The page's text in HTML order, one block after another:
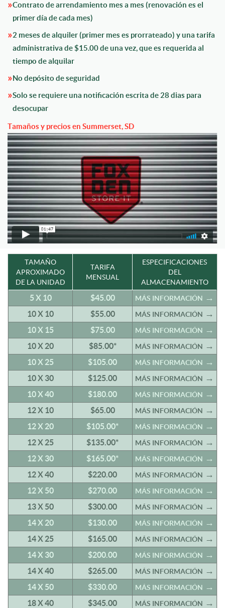
Contrato de arrendamiento mes a mes (renovación es el
primer día de cada mes)
2 meses de alquiler (primer mes es prorrateado) y una tarifa
administrativa de $15.00 de una vez, que es requerida al
tiempo de alquilar
No depósito de seguridad
Solo se requiere una notificación escrita de 28 dias para
desocupar
Tamaños y precios en Summerset, SD
TAMAÑO
APROXIMADO
DE LA UNIDAD
TARIFA
MENSUAL
ESPECIFICACIONES
DEL
ALMACENAMIENTO
5 X 10 $45.00 MÁS INFORMACIÓN
10 X 10 $55.00 MÁS INFORMACIÓN
10 X 15 $75.00 MÁS INFORMACIÓN
10 X 20 $85.00* MÁS INFORMACIÓN
10 X 25 $105.00 MÁS INFORMACIÓN
10 X 30 $125.00 MÁS INFORMACIÓN
10 X 40 $180.00 MÁS INFORMACIÓN
12 X 10 $65.00 MÁS INFORMACIÓN
12 X 20 $105.00* MÁS INFORMACIÓN
12 X 25 $135.00* MÁS INFORMACIÓN
12 X 30 $165.00* MÁS INFORMACIÓN
12 X 40 $220.00 MÁS INFORMACIÓN
12 X 50 $270.00 MÁS INFORMACIÓN
13 X 50 $300.00 MÁS INFORMACIÓN
14 X 20 $130.00 MÁS INFORMACIÓN
14 X 25 $165.00 MÁS INFORMACIÓN
14 X 30 $200.00 MÁS INFORMACIÓN
14 X 40 $265.00 MÁS INFORMACIÓN
14 X 50 $330.00 MÁS INFORMACIÓN
18 X 40 $345.00 MÁS INFORMACIÓN